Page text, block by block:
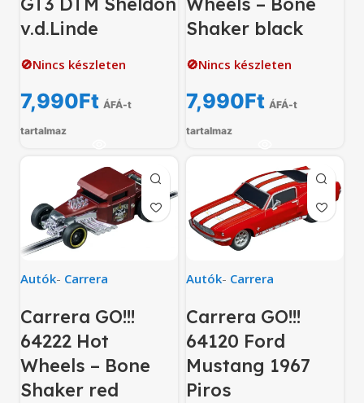
v.d.Linde
🚫Nincs készleten
7,990Ft ÁFÁ-t
tartalmaz
Shaker black
🚫Nincs készleten
7,990Ft ÁFÁ-t
tartalmaz
Autók- Carrera
Carrera GO!!!
64222 Hot
Wheels – Bone
Shaker red
Autók- Carrera
Carrera GO!!!
64120 Ford
Mustang 1967
Piros